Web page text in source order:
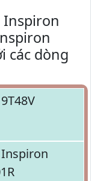
Inspiron
các dòng